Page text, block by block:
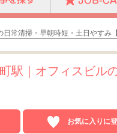
常清掃・早朝時短・土日やすみ
駅｜オフィスビル
お気に入りに